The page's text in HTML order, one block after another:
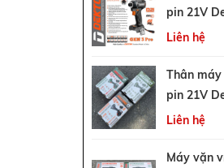
pin 21V
Liên hệ
Thân
pin 21V
Liên hệ
Máy vặn